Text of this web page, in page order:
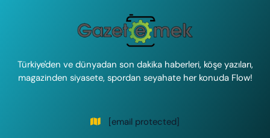
Türkiye'den ve dünyadan son dakika haberleri, köşe yazıları,
magazinden siyasete, spordan seyahate her konuda Flow!
[email protected]